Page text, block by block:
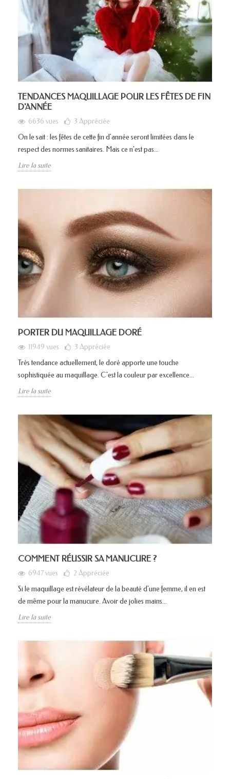
TENDANCES MAQUILLAGE POUR LES FÊTES DE FIN
D'ANNÉE
6636 vues 3 Appréciée
On le sait : les fêtes de cette fin d'année seront limitées dans le
respect des normes sanitaires. Mais ce n'est pas...
Lire la suite
PORTER DU MAQUILLAGE DORÉ
11949 vues 3 Appréciée
Très tendance actuellement, le doré apporte une touche
sophistiquée au maquillage. C'est la couleur par excellence...
Lire la suite
COMMENT RÉUSSIR SA MANUCURE ?
6947 vues 2 Appréciée
Si le maquillage est révélateur de la beauté d'une femme, il en est
de même pour la manucure. Avoir de jolies mains...
Lire la suite